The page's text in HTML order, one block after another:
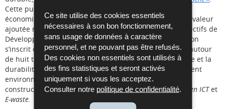
Ce site utilise des cookies essentiels
nécessaires à son bon fonctionnement,
sans usage de données à caractère
personnel, et ne pouvant pas être refusés.
Des cookies non essentiels sont utilisés à
des fins statistiques et seront activés
uniquement si vous les acceptez.
Consulter notre politique de confidentialité.
Cette publication, destinée à l’ensemble des acteurs
économiques nationaux, fournit un aperçu global de la valeur
ajoutée normative pour atteindre efficacement les Objectifs de
Développement Durable (ODD). De plus, cette publication
s’inscrit dans une approche nationale ciblée, articulée autour
de huit thématiques jugées pertinentes pour l’économie et la
durabilité du Grand-Duché de Luxembourg : management
environnemental, efficacité énergétique, circularité,
construction durable, mobilité durable, hydrogène,Green ICTet
E-waste.